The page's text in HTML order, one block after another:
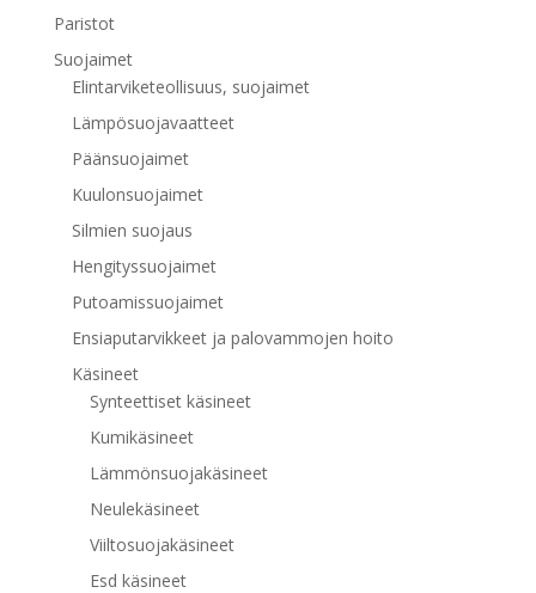
Paristot
Suojaimet
Elintarviketeollisuus, suojaimet
Lämpösuojavaatteet
Päänsuojaimet
Kuulonsuojaimet
Silmien suojaus
Hengityssuojaimet
Putoamissuojaimet
Ensiaputarvikkeet ja palovammojen hoito
Käsineet
Synteettiset käsineet
Kumikäsineet
Lämmönsuojakäsineet
Neulekäsineet
Viiltosuojakäsineet
Esd käsineet